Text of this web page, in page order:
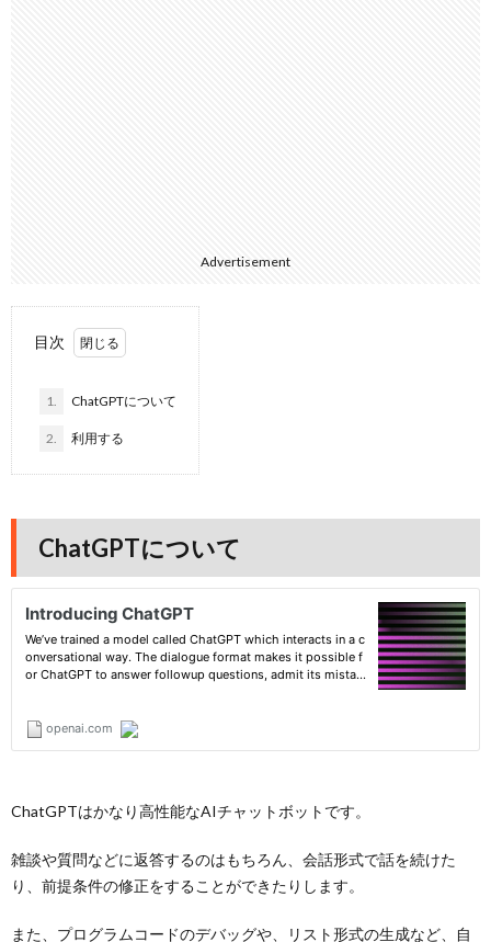
Advertisement
目次
1. ChatGPTについて
2. 利用する
ChatGPTについて
ChatGPTはかなり高性能なAIチャットボットです。
雑談や質問などに返答するのはもちろん、会話形式で話を続けた
り、前提条件の修正をすることができたりします。
また、プログラムコードのデバッグや、リスト形式の生成など、自